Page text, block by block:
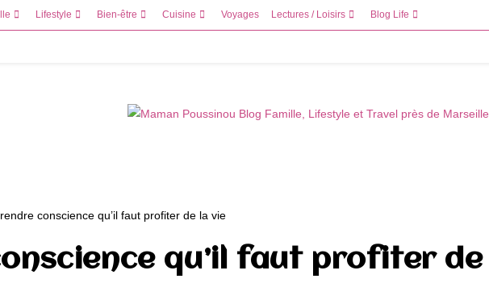
Lifestyle Bien-être Cuisine Voyages Lectures / Loisirs Blog Life
qu’il faut profiter de